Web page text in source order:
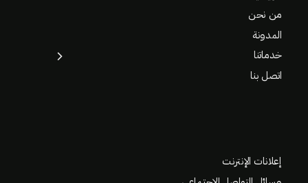
من نحن
المدونة
خدماتنا
اتصل بنا
إعلانات الإنترنت